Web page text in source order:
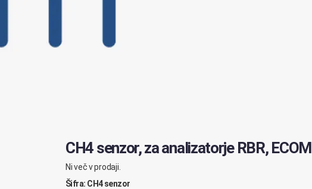
CH4 senzor, za analizatorje RBR, ECOM
Ni več v prodaji.
Šifra: CH4 senzor